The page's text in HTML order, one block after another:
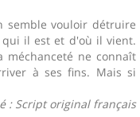
semble vouloir détruire
il est et d'où il vient.
méchanceté ne connaît
à ses fins. Mais si
: Script original français